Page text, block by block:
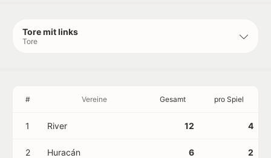
Tore mit links
Tore
# Vereine Gesamt pro Spiel
1 River 12 4
2 Huracán 6 2